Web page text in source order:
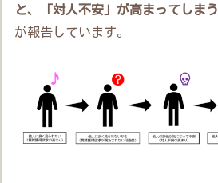
と、「対人不安」が高まってしまう
が報告しています。